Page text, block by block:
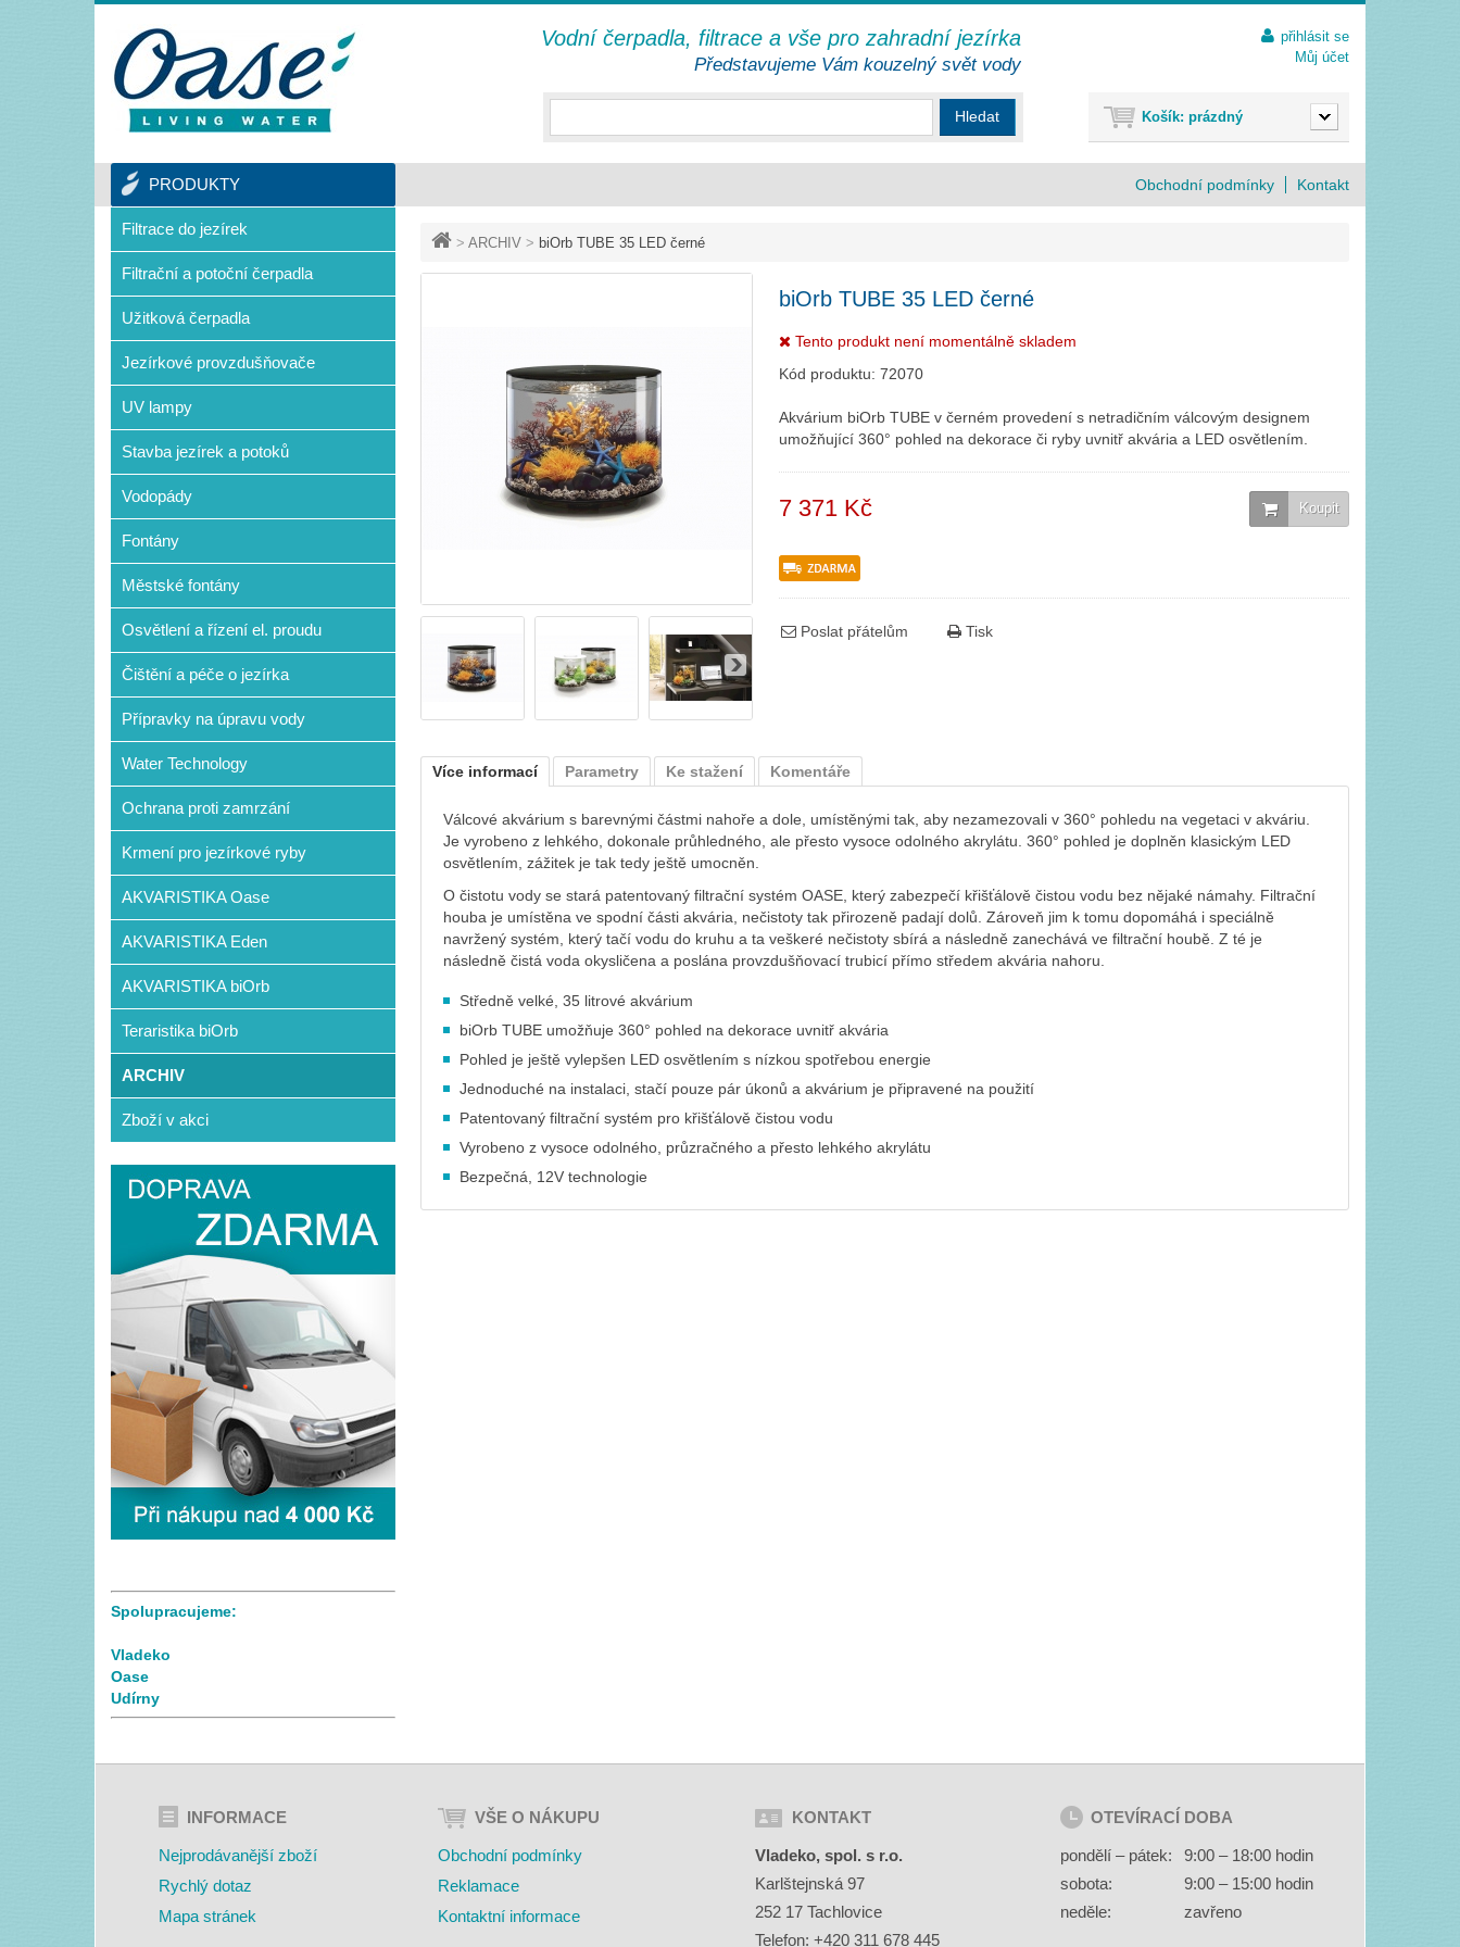
> ARCHIV > biOrb TUBE 35 LED černé
biOrb TUBE 35 LED černé
Tento produkt není momentálně skladem
Kód produktu: 72070
Akvárium biOrb TUBE v černém provedení s netradičním válcovým designem
umožňující 360° pohled na dekorace či ryby uvnitř akvária a LED osvětlením.
7 371 Kč Koupit
Poslat přátelům Tisk
Více informací Parametry Ke stažení Komentáře
Válcové akvárium s barevnými částmi nahoře a dole, umístěnými tak, aby nezamezovali v 360° pohledu na vegetaci v akváriu.
Je vyrobeno z lehkého, dokonale průhledného, ale přesto vysoce odolného akrylátu. 360° pohled je doplněn klasickým LED
osvětlením, zážitek je tak tedy ještě umocněn.
O čistotu vody se stará patentovaný filtrační systém OASE, který zabezpečí křišťálově čistou vodu bez nějaké námahy. Filtrační
houba je umístěna ve spodní části akvária, nečistoty tak přirozeně padají dolů. Zároveň jim k tomu dopomáhá i speciálně
navržený systém, který tačí vodu do kruhu a ta veškeré nečistoty sbírá a následně zanechává ve filtrační houbě. Z té je
následně čistá voda okysličena a poslána provzdušňovací trubicí přímo středem akvária nahoru.
Středně velké, 35 litrové akvárium
biOrb TUBE umožňuje 360° pohled na dekorace uvnitř akvária
Pohled je ještě vylepšen LED osvětlením s nízkou spotřebou energie
Jednoduché na instalaci, stačí pouze pár úkonů a akvárium je připravené na použití
Patentovaný filtrační systém pro křišťálově čistou vodu
Vyrobeno z vysoce odolného, průzračného a přesto lehkého akrylátu
Bezpečná, 12V technologie
PRODUKTY
Filtrace do jezírek
Filtrační a potoční čerpadla
Užitková čerpadla
Jezírkové provzdušňovače
UV lampy
Stavba jezírek a potoků
Vodopády
Fontány
Městské fontány
Osvětlení a řízení el. proudu
Čištění a péče o jezírka
Přípravky na úpravu vody
Water Technology
Ochrana proti zamrzání
Krmení pro jezírkové ryby
AKVARISTIKA Oase
AKVARISTIKA Eden
AKVARISTIKA biOrb
Teraristika biOrb
ARCHIV
Zboží v akci
Spolupracujeme:
Vladeko
Oase
Udírny
Obchodní podmínky Kontakt
Hledat
přihlásit se
Můj účet
Košík: prázdný
Vodní čerpadla, filtrace a vše pro zahradní jezírka
Představujeme Vám kouzelný svět vody
INFORMACE
Nejprodávanější zboží
Rychlý dotaz
Mapa stránek
VŠE O NÁKUPU
Obchodní podmínky
Reklamace
Kontaktní informace
KONTAKT
Vladeko, spol. s r.o.
Karlštejnská 97
252 17 Tachlovice
Telefon: +420 311 678 445
OTEVÍRACÍ DOBA
pondělí – pátek:
9:00 – 18:00 hodin
sobota:
9:00 – 15:00 hodin
neděle:
zavřeno